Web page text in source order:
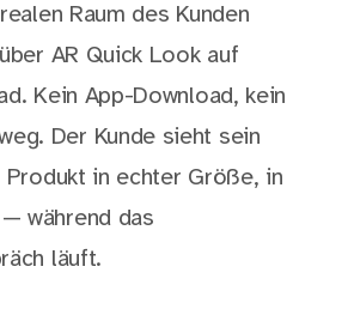
Raum des Kunden
AR Quick Look auf
Kein App-Download, kein
Der Kunde sieht sein
in echter Größe, in
während das
läuft.